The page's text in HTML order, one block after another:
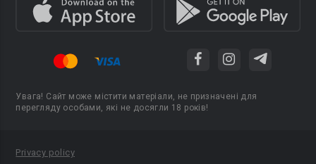
Увага! Сайт може містити матеріали, не призначені для
перегляду особами, які не досягли 18 років!
Privacy policy